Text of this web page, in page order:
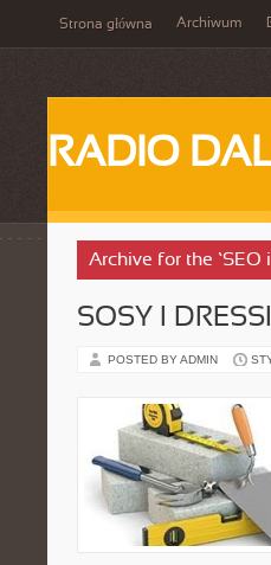
Strona główna Archiwum
RADIO
Archive for the ‘SEO
SOSY I
POSTED BY ADMIN